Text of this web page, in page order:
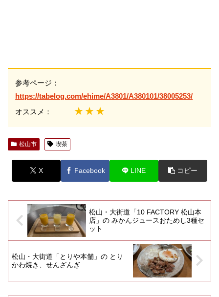
参考ページ：
https://tabelog.com/ehime/A3801/A380101/38005253/
オススメ： ★★★
松山市 喫茶
X Facebook LINE コピー
松山・大街道「10 FACTORY 松山本
店」の みかんジュースおためし3種セ
ット
松山・大街道「とりや本舗」の とり
かわ焼き、せんざんぎ